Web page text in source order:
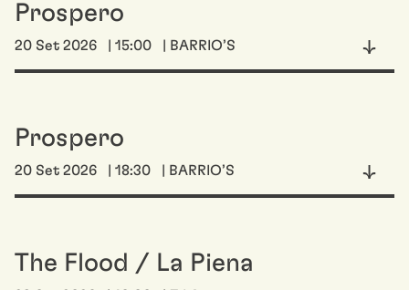
Prospero
20 Set 2026 | 15:00 | BARRIO’S
Prospero
20 Set 2026 | 18:30 | BARRIO’S
The Flood / La Piena